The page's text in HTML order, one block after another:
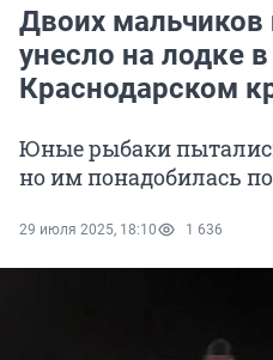
Двоих мальчиков
унесло на лодке
Краснодарском
Юные рыбаки
но им понадобилась
29 июля 2025, 18:10 1 636